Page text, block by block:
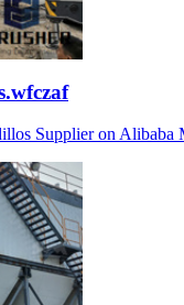
Supplier on